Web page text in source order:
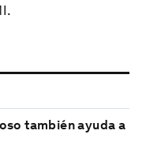
también ayuda a